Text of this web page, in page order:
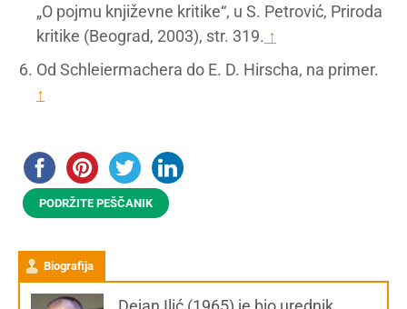
„O pojmu književne kritike“, u S. Petrović, Priroda
kritike (Beograd, 2003), str. 319. ↑
Od Schleiermachera do E. D. Hirscha, na primer.
↑
PODRŽITE PEŠČANIK
Biografija